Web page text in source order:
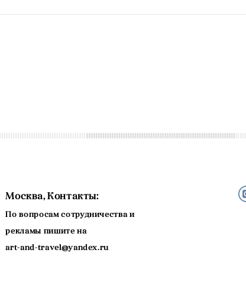
Москва, Контакты:
По вопросам сотрудничества и
рекламы пишите на
art-and-travel@yandex.ru